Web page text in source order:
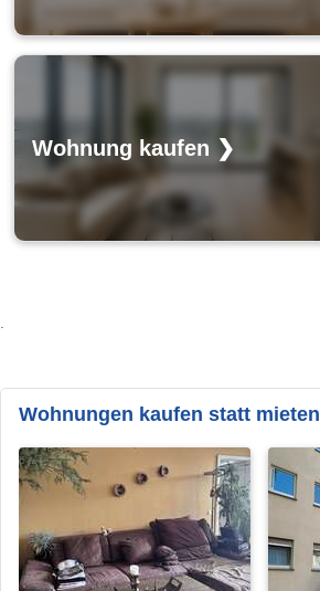
Wohnung kaufen ❯
.
Wohnungen kaufen statt mieten